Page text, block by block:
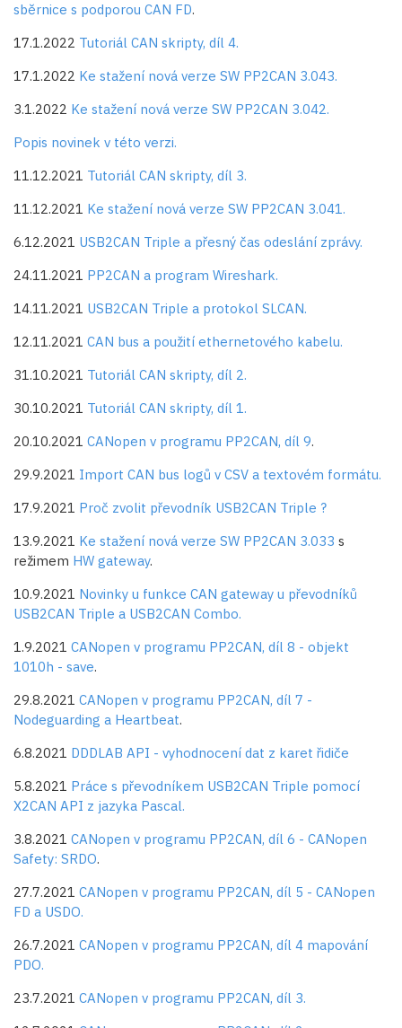
sběrnice s podporou CAN FD.
17.1.2022 Tutoriál CAN skripty, díl 4.
17.1.2022 Ke stažení nová verze SW PP2CAN 3.043.
3.1.2022 Ke stažení nová verze SW PP2CAN 3.042.
Popis novinek v této verzi.
11.12.2021 Tutoriál CAN skripty, díl 3.
11.12.2021 Ke stažení nová verze SW PP2CAN 3.041.
6.12.2021 USB2CAN Triple a přesný čas odeslání zprávy.
24.11.2021 PP2CAN a program Wireshark.
14.11.2021 USB2CAN Triple a protokol SLCAN.
12.11.2021 CAN bus a použití ethernetového kabelu.
31.10.2021 Tutoriál CAN skripty, díl 2.
30.10.2021 Tutoriál CAN skripty, díl 1.
20.10.2021 CANopen v programu PP2CAN, díl 9.
29.9.2021 Import CAN bus logů v CSV a textovém formátu.
17.9.2021 Proč zvolit převodník USB2CAN Triple ?
13.9.2021 Ke stažení nová verze SW PP2CAN 3.033 s
režimem HW gateway.
10.9.2021 Novinky u funkce CAN gateway u převodníků
USB2CAN Triple a USB2CAN Combo.
1.9.2021 CANopen v programu PP2CAN, díl 8 - objekt
1010h - save.
29.8.2021 CANopen v programu PP2CAN, díl 7 -
Nodeguarding a Heartbeat.
6.8.2021 DDDLAB API - vyhodnocení dat z karet řidiče
5.8.2021 Práce s převodníkem USB2CAN Triple pomocí
X2CAN API z jazyka Pascal.
3.8.2021 CANopen v programu PP2CAN, díl 6 - CANopen
Safety: SRDO.
27.7.2021 CANopen v programu PP2CAN, díl 5 - CANopen
FD a USDO.
26.7.2021 CANopen v programu PP2CAN, díl 4 mapování
PDO.
23.7.2021 CANopen v programu PP2CAN, díl 3.